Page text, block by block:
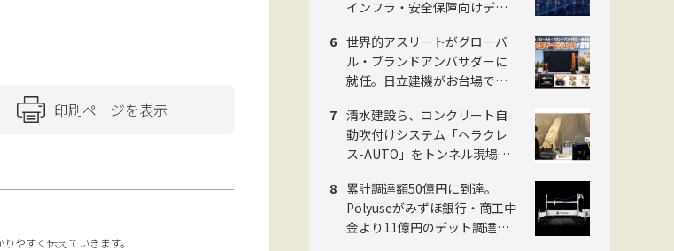
印刷ページを表示
やすく伝えていきます。
インフラ・安全保障向けデュ
社を8月設立
世界的アスリートがグローバ
ル・ブランドアンバサダーに
就任。日立建機がお台場で
を発表・巨大油圧ショベル乗
車体験も
清水建設ら、コンクリート自
動吹付けシステム「ヘラクレ
ス-AUTO」をトンネル現場に
厚を計測し、均質な自動吹付
けを実現
累計調達額50億円に到達。
Polyuseがみずほ銀行・商工中
金より11億円のデット調達・